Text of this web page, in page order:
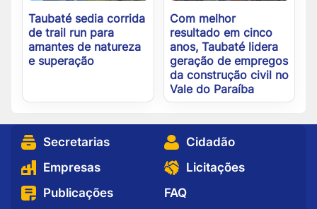
Taubaté sedia corrida
de trail run para
amantes de natureza
e superação
Com melhor
resultado em cinco
anos, Taubaté lidera
geração de empregos
da construção civil no
Vale do Paraíba
Secretarias
Cidadão
Empresas
Licitações
Publicações
FAQ